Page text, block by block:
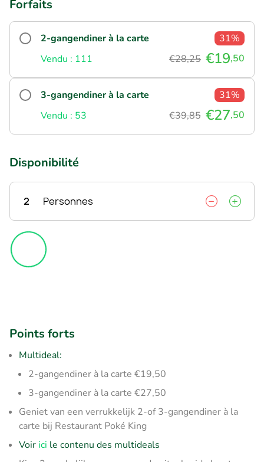
Forfaits
2-gangendiner à la carte
31%
Vendu : 111
€28,25 €19,50
3-gangendiner à la carte
31%
Vendu : 53
€39,85 €27,50
Disponibilité
2 Personnes
Points forts
Multideal:
2-gangendiner à la carte €19,50
3-gangendiner à la carte €27,50
Geniet van een verrukkelijk 2-of 3-gangendiner à la
carte bij Restaurant Poké King
Voir ici le contenu des multideals